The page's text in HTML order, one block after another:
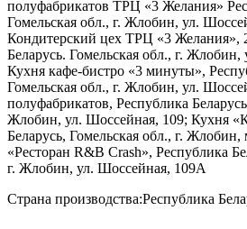
полуфабрикатов ТРЦ «3 Желания»
Гомельская обл., г. Жлобин, ул.
Кондитерский цех ТРЦ «3 Желания»,
Беларусь. Гомельская обл., г.
Кухня кафе-бистро «3 минуты»,
Гомельская обл., г. Жлобин, ул.
полуфабрикатов, Республика
Жлобин, ул. Шоссейная, 109; Кухня
Беларусь, Гомельская обл., г.
«Ресторан R&B Crash», Республика
г. Жлобин, ул. Шоссейная, 109А
Страна производства:Республика